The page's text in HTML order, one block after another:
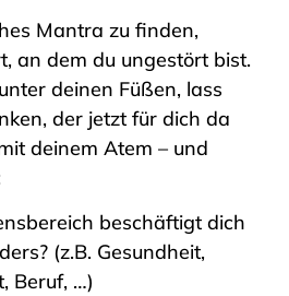
Mantra zu finden,
an dem du ungestört bist.
deinen Füßen, lass
der jetzt für dich da
deinem Atem – und
beschäftigt dich
(z.B. Gesundheit,
Beruf, …)